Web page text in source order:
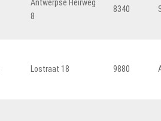
Antwerpse Heirweg
8
8340
Lostraat 18 9880